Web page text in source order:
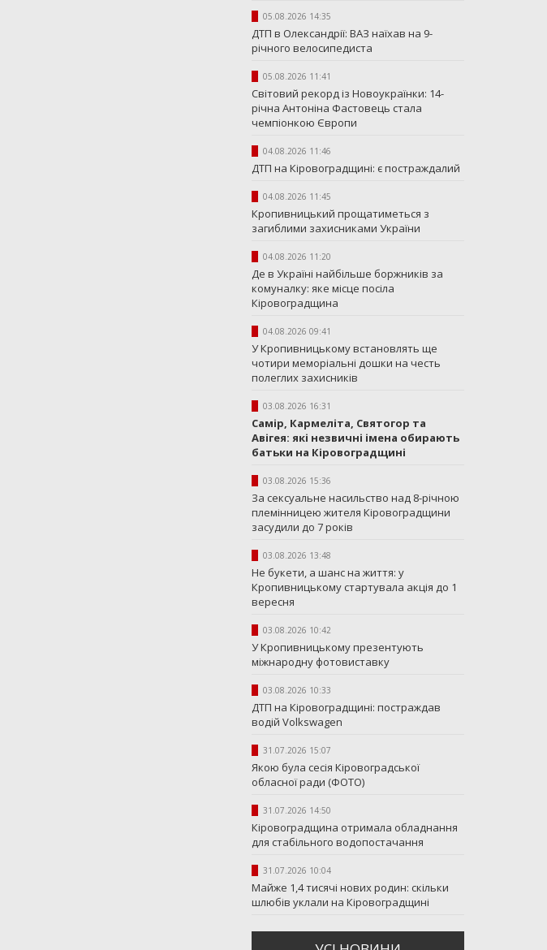
05.08.2026 14:35
ДТП в Олександрії: ВАЗ наїхав на 9-
річного велосипедиста
05.08.2026 11:41
Світовий рекорд із Новоукраїнки: 14-
річна Антоніна Фастовець стала
чемпіонкою Європи
04.08.2026 11:46
ДТП на Кіровоградщині: є постраждалий
04.08.2026 11:45
Кропивницький прощатиметься з
загиблими захисниками України
04.08.2026 11:20
Де в Україні найбільше боржників за
комуналку: яке місце посіла
Кіровоградщина
04.08.2026 09:41
У Кропивницькому встановлять ще
чотири меморіальні дошки на честь
полеглих захисників
03.08.2026 16:31
Самір, Кармеліта, Святогор та
Авігея: які незвичні імена обирають
батьки на Кіровоградщині
03.08.2026 15:36
За сексуальне насильство над 8-річною
племінницею жителя Кіровоградщини
засудили до 7 років
03.08.2026 13:48
Не букети, а шанс на життя: у
Кропивницькому стартувала акція до 1
вересня
03.08.2026 10:42
У Кропивницькому презентують
міжнародну фотовиставку
03.08.2026 10:33
ДТП на Кіровоградщині: постраждав
водій Volkswagen
31.07.2026 15:07
Якою була сесія Кіровоградської
обласної ради (ФОТО)
31.07.2026 14:50
Кіровоградщина отримала обладнання
для стабільного водопостачання
31.07.2026 10:04
Майже 1,4 тисячі нових родин: скільки
шлюбів уклали на Кіровоградщині